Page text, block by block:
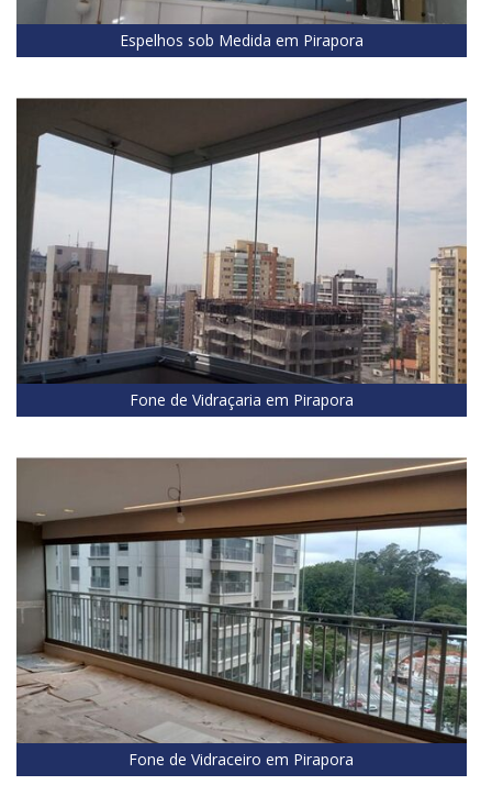
Espelhos sob Medida em Pirapora
Fone de Vidraçaria em Pirapora
Fone de Vidraceiro em Pirapora